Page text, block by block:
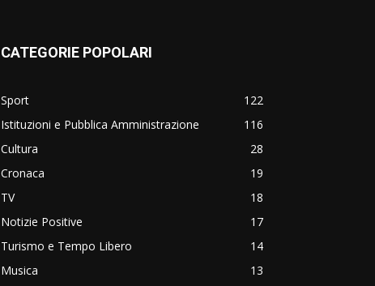
CATEGORIE POPOLARI
Sport
122
Istituzioni e Pubblica Amministrazione
116
Cultura
28
Cronaca
19
TV
18
Notizie Positive
17
Turismo e Tempo Libero
14
Musica
13